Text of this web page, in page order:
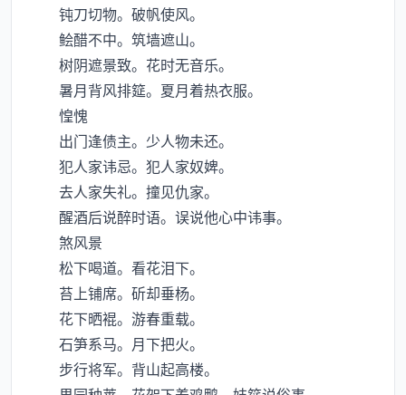
钝刀切物。破帆使风。
鲙醋不中。筑墙遮山。
树阴遮景致。花时无音乐。
暑月背风排筵。夏月着热衣服。
惶愧
出门逢债主。少人物未还。
犯人家讳忌。犯人家奴婢。
去人家失礼。撞见仇家。
醒酒后说醉时语。误说他心中讳事。
煞风景
松下喝道。看花泪下。
苔上铺席。斫却垂杨。
花下晒裩。游春重载。
石笋系马。月下把火。
步行将军。背山起高楼。